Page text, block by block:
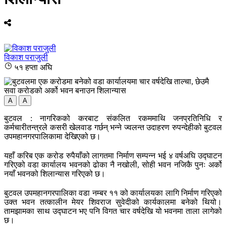
विकाश पराजुली
५१ हप्ता अघि
A A
बुटवल : नागरिकको करबाट संकलित रकममाथि जनप्रतिनिधि र
कर्मचारीतन्त्रले कसरी खेलवाड गर्छन् भन्ने ज्वलन्त उदाहरण रुपन्देहीको बुटवल
उपमहानगरपालिकामा देखिएको छ।
यहाँ करिब एक करोड रुपैयाँको लागतमा निर्माण सम्पन्न भई ४ वर्षअघि उद्घाटन
गरिएको वडा कार्यालय भवनको ढोका नै नखोली, सोही भवन नजिकै पुनः अर्को
नयाँ भवनको शिलान्यास गरिएको छ।
बुटवल उपमहानगरपालिका वडा नम्बर ११ को कार्यालयका लागि निर्माण गरिएको
उक्त भवन तत्कालीन मेयर शिवराज सुवेदीको कार्यकालमा बनेको थियो।
तामझामका साथ उद्घाटन भए पनि विगत चार वर्षदेखि यो भवनमा ताला लागेको
छ।